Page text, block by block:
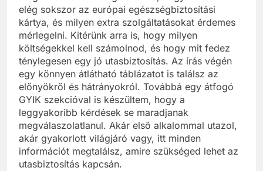
elég sokszor az európai egészségbiztosítási
kártya, és milyen extra szolgáltatásokat érdemes
mérlegelni. Kitérünk arra is, hogy milyen
költségekkel kell számolnod, és hogy mit fedez
ténylegesen egy jó utasbiztosítás. Az írás végén
egy könnyen átlátható táblázatot is találsz az
előnyökről és hátrányokról. Továbbá egy átfogó
GYIK szekcióval is készültem, hogy a
leggyakoribb kérdések se maradjanak
megválaszolatlanul. Akár első alkalommal utazol,
akár gyakorlott világjáró vagy, itt minden
információt megtalálsz, amire szükséged lehet az
utasbiztosítás kapcsán.